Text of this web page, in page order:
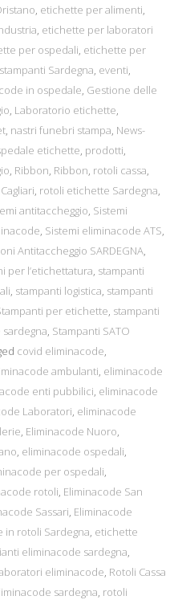
, etichette per alimenti,
, etichette per laboratori
per ospedali, etichette per
Sardegna, eventi,
in ospedale, Gestione delle
, Laboratorio etichette,
, nastri funebri stampa, News-
etichette, prodotti,
, Ribbon, Ribbon, rotoli cassa,
, rotoli etichette Sardegna,
antitaccheggio, Sistemi
, Sistemi eliminacode ATS,
Antitaccheggio SARDEGNA,
per l’etichettatura, stampanti
, stampanti logistica, stampanti
per etichette, stampanti
sardegna, Stampanti SATO
covid eliminacode,
ambulanti, eliminacode
enti pubbilici, eliminacode
Laboratori, eliminacode
, Eliminacode Nuoro,
, eliminacode ospedali,
per ospedali,
rotoli, Eliminacode San
Sassari, Eliminacode
in rotoli Sardegna, etichette
eliminacode sardegna,
eliminacode, Rotoli Cassa
sardegna, rotoli